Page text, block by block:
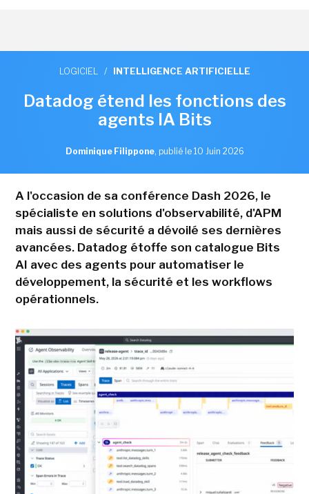
LOGICIEL / INTELLIGENCE ARTIFICIELLE
Datadog étend les fonctions des
agents IA Bits
Dominique Filippone, publié le 10 Juin 2026
A l'occasion de sa conférence Dash 2026, le
spécialiste en solutions d'observabilité, d'APM
mais aussi de sécurité a dévoilé ses dernières
avancées. Datadog étoffe son catalogue Bits
AI avec des agents pour automatiser le
développement, la sécurité et les workflows
opérationnels.